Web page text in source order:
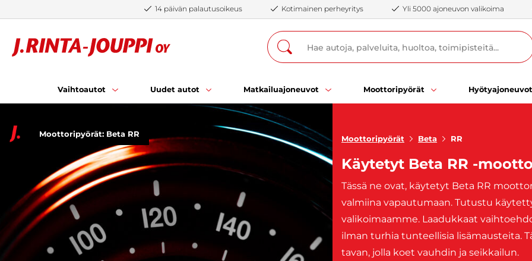
14 päivän palautusoikeus Kotimainen perheyritys Yli 5000 ajoneuvon valikoima
Vaihtoautot Uudet autot Matkailuajoneuvot Moottoripyörät Hyötyajoneuvot
Moottoripyörät: Beta RR
Moottoripyörät Beta RR
Käytetyt Beta RR -
Tässä ne ovat, käytetyt Beta RR
valmiina vapautumaan. Tutustu
valikoimaamme. Laadukkaat
ilman turhia tunteellisia lisämausteita.
tavan, jolla koet vauhdin ja seikkailun.